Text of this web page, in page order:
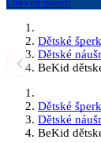
Dětské
Dětské
BeKid
Dětské
Dětské
BeKid